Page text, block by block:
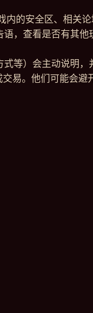
内的安全区、相关
，查看是否有其他
等）会主动说明，
交易。他们可能会避